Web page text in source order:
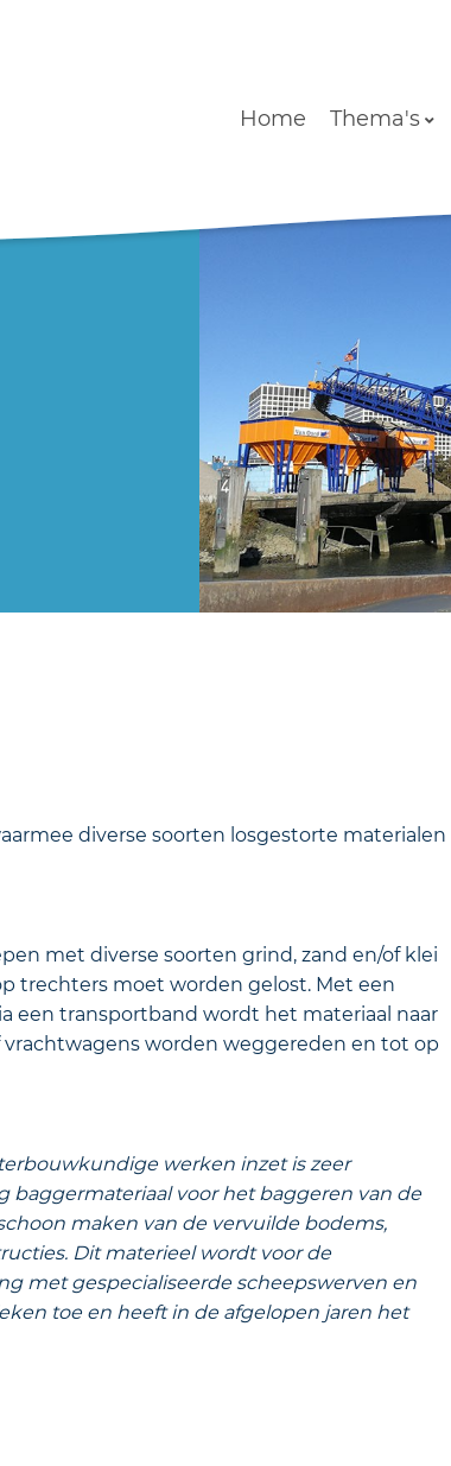
Home Thema's
diverse soorten losgestorte materialen
met diverse soorten grind, zand en/of klei
trechters moet worden gelost. Met een
een transportband wordt het materiaal naar
worden weggereden en tot op
werken inzet is zeer
baggermateriaal voor het baggeren van de
maken van de vervuilde bodems,
Dit materieel wordt voor de
met gespecialiseerde scheepswerven en
toe en heeft in de afgelopen jaren het